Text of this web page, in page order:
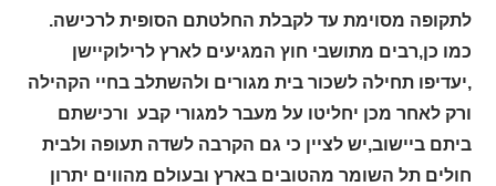
לתקופה מסוימת עד לקבלת החלטתם הסופית לרכישה.
כמו כן,רבים מתושבי חוץ המגיעים לארץ לרילוקיישן
,יעדיפו תחילה לשכור בית מגורים ולהשתלב בחיי הקהילה
ורק לאחר מכן יחליטו על מעבר למגורי קבע ורכישתם
ביתם ביישוב,יש לציין כי גם הקרבה לשדה תעופה ולבית
חולים תל השומר מהטובים בארץ ובעולם מהווים יתרון